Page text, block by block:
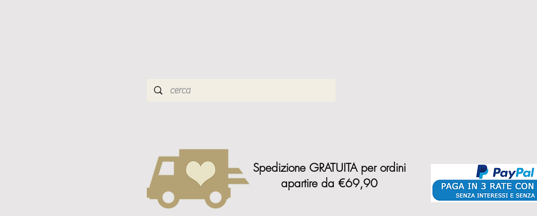
Spedizione GRATUITA per ordini
apartire da €69,90